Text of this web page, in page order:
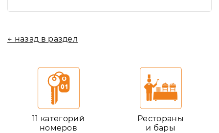
← назад в раздел
11 категорий
номеров
Рестораны
и бары